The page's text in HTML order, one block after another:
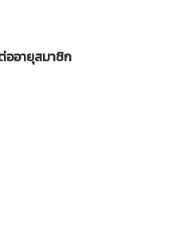
ต่ออายุสมาชิก